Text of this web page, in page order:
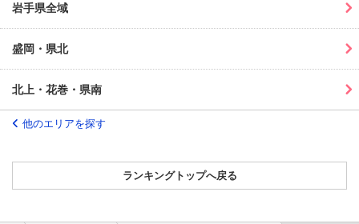
岩手県全域
盛岡・県北
北上・花巻・県南
他のエリアを探す
ランキングトップへ戻る